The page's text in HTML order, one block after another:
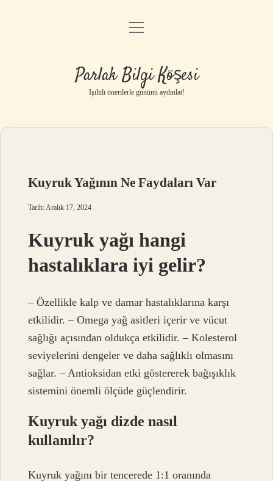
Anasayfa
Yasal Uyarı
menüyü
Parlak Bilgi Köşesi
Işıltılı önerilerle gününü aydınlat!
Kuyruk Yağının Ne Faydaları Var
Tarih: Aralık 17, 2024
Kuyruk yağı hangi
hastalıklara iyi gelir?
– Özellikle kalp ve damar hastalıklarına karşı
etkilidir. – Omega yağ asitleri içerir ve vücut
sağlığı açısından oldukça etkilidir. – Kolesterol
seviyelerini dengeler ve daha sağlıklı olmasını
sağlar. – Antioksidan etki göstererek bağışıklık
sistemini önemli ölçüde güçlendirir.
Kuyruk yağı dizde nasıl
kullanılır?
Kuyruk yağını bir tencerede 1:1 oranında